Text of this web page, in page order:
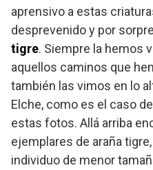
aprensivo a estas
desprevenido y por
tigre. Siempre la hemos
aquellos caminos que
también las vimos en lo
Elche, como es el caso
estas fotos. Allá arriba
ejemplares de araña
individuo de menor